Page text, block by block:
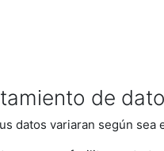
de
datos variaran según